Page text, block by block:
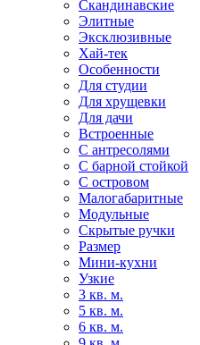
Скандинавские
Элитные
Эксклюзивные
Хай-тек
Особенности
Для студии
Для хрущевки
Для дачи
Встроенные
С антресолями
С барной стойкой
С островом
Малогабаритные
Модульные
Скрытые ручки
Размер
Мини-кухни
Узкие
3 кв. м.
5 кв. м.
6 кв. м.